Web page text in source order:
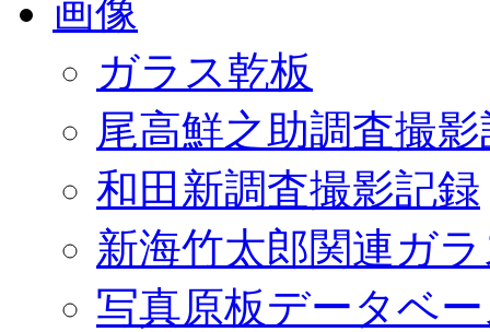
画像
ガラス乾板
尾高鮮之助調査撮
和田新調査撮影記録
新海竹太郎関連ガ
写真原板データベ